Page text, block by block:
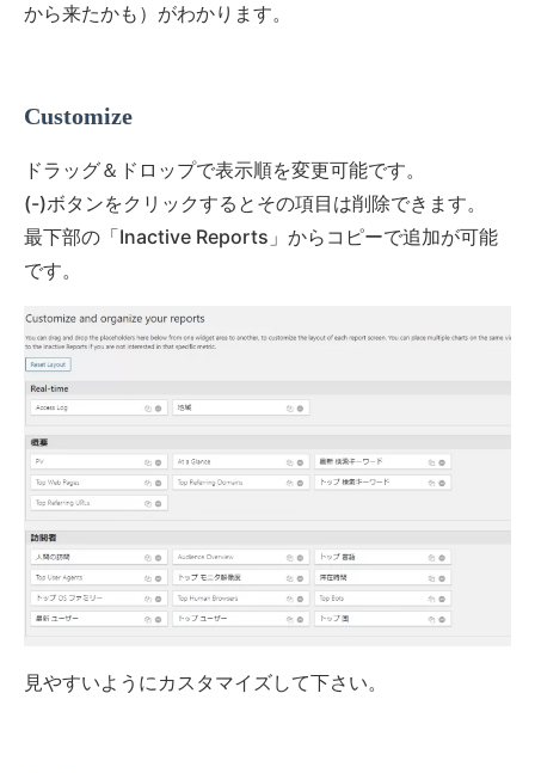
から来たかも）がわかります。
Customize
ドラッグ＆ドロップで表示順を変更可能です。
(-)ボタンをクリックするとその項目は削除できます。
最下部の「Inactive Reports」からコピーで追加が可能
です。
見やすいようにカスタマイズして下さい。